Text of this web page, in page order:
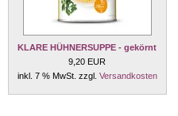
KLARE HÜHNERSUPPE - gekörnt
9,20 EUR
inkl. 7 % MwSt. zzgl. Versandkosten